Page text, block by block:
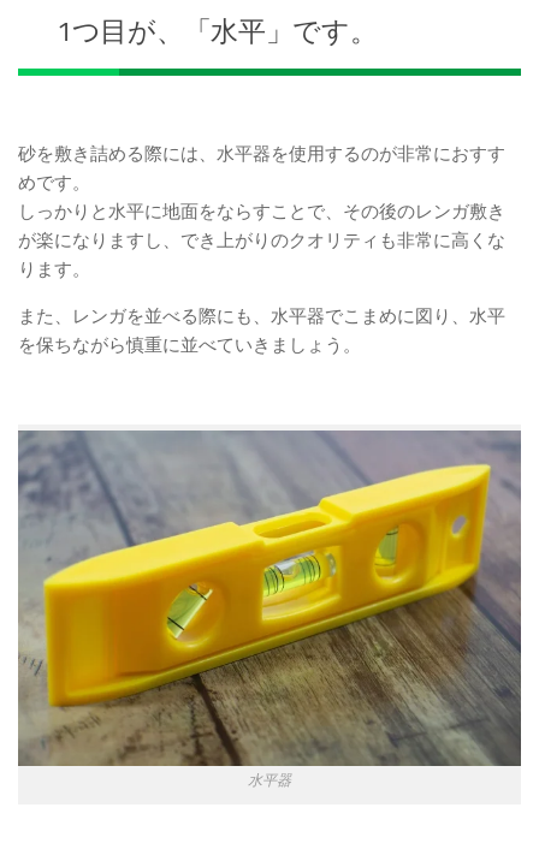
1つ目が、「水平」です。
砂を敷き詰める際には、水平器を使用するのが非常におすす
めです。
しっかりと水平に地面をならすことで、その後のレンガ敷き
が楽になりますし、でき上がりのクオリティも非常に高くな
ります。
また、レンガを並べる際にも、水平器でこまめに図り、水平
を保ちながら慎重に並べていきましょう。
水平器